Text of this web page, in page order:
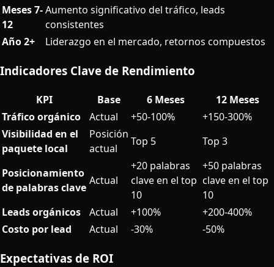
Meses 7-
12
Aumento significativo del tráfico, leads
consistentes
Año 2+
Liderazgo en el mercado, retornos compuestos
Indicadores Clave de Rendimiento
KPI Base 6 Meses
12 Meses
Tráfico orgánico
Actual +50-100%
+150-300%
Visibilidad en el
paquete local
Posición
actual
Top 5 Top 3
Posicionamiento
de palabras clave
Actual
+20 palabras
clave en el top
10
+50 palabras
clave en el top
10
Leads orgánicos
Actual +100%
+200-400%
Costo por lead
Actual -30% -50%
Expectativas de ROI